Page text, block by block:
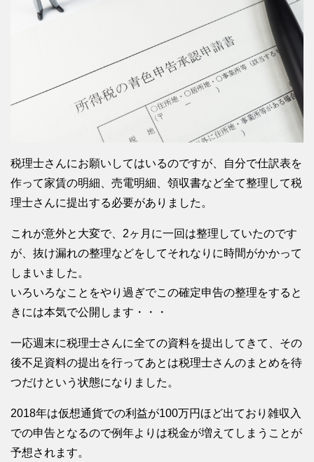
税理士さんにお願いしてはいるのですが、自分で仕訳表を
作って家賃の明細、売電明細、領収書など全て整理して税
理士さんに提出する必要がありました。
これが意外と大変で、2ヶ月に一回は整理していたのです
が、抜け漏れの整理などをしてそれなりに時間がかかって
しまいました。
いろいろなことをやり過ぎでこの確定申告の整理をすると
きには本気で公開します・・・
一応週末に税理士さんに全ての資料を提出してきて、その
後不足資料の提出を行ってあとは税理士さんのまとめを待
つだけという状態になりました。
2018年は仮想通貨での利益が100万円ほど出ており雑収入
での申告となるので例年よりは税金が増えてしまうことが
予想されます。